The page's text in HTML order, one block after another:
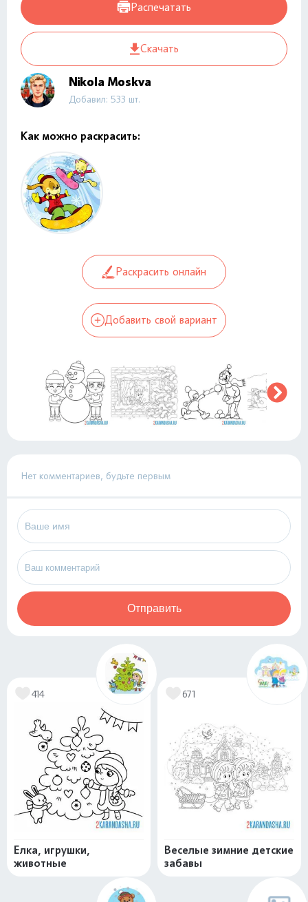
Распечатать
Скачать
Nikola Moskva
Добавил: 533 шт.
Как можно раскрасить:
Раскрасить онлайн
Добавить свой вариант
Нет комментариев, будьте первым
Отправить
414
Елка, игрушки,
животные
671
Веселые зимние детские
забавы